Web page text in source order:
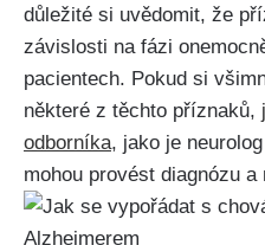
důležité si uvědomit, že
závislosti na fázi
pacientech. Pokud si
některé z těchto příznaků,
odborníka, jako je
mohou provést diagnózu